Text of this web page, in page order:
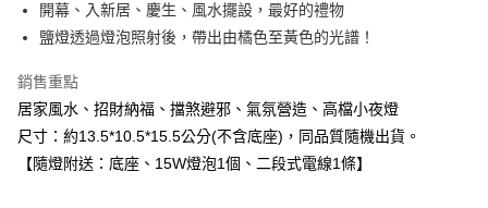
ATM付款
全家取貨付款
每筆NT$80，滿NT$3,000(含以上)免運費
7-11取貨付款
開幕、入新居、慶生、風水擺設，最好的禮物
鹽燈透過燈泡照射後，帶出由橘色至黃色的光譜！
銷售重點
居家風水、招財納福、擋煞避邪、氣氛營造、高檔小夜燈
尺寸：約13.5*10.5*15.5公分(不含底座)，同品質隨機出貨。
【隨燈附送：底座、15W燈泡1個、二段式電線1條】